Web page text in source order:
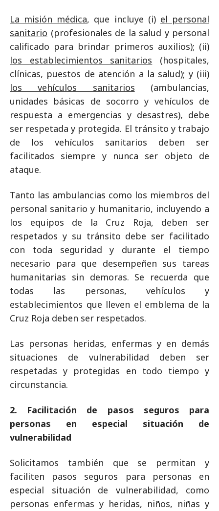
La misión médica, que incluye (i) el personal
sanitario (profesionales de la salud y personal
calificado para brindar primeros auxilios); (ii)
los establecimientos sanitarios (hospitales,
clínicas, puestos de atención a la salud); y (iii)
los vehículos sanitarios (ambulancias,
unidades básicas de socorro y vehículos de
respuesta a emergencias y desastres), debe
ser respetada y protegida. El tránsito y trabajo
de los vehículos sanitarios deben ser
facilitados siempre y nunca ser objeto de
ataque.
Tanto las ambulancias como los miembros del
personal sanitario y humanitario, incluyendo a
los equipos de la Cruz Roja, deben ser
respetados y su tránsito debe ser facilitado
con toda seguridad y durante el tiempo
necesario para que desempeñen sus tareas
humanitarias sin demoras. Se recuerda que
todas las personas, vehículos y
establecimientos que lleven el emblema de la
Cruz Roja deben ser respetados.
Las personas heridas, enfermas y en demás
situaciones de vulnerabilidad deben ser
respetadas y protegidas en todo tiempo y
circunstancia.
2. Facilitación de pasos seguros para
personas en especial situación de
vulnerabilidad
Solicitamos también que se permitan y
faciliten pasos seguros para personas en
especial situación de vulnerabilidad, como
personas enfermas y heridas, niños, niñas y